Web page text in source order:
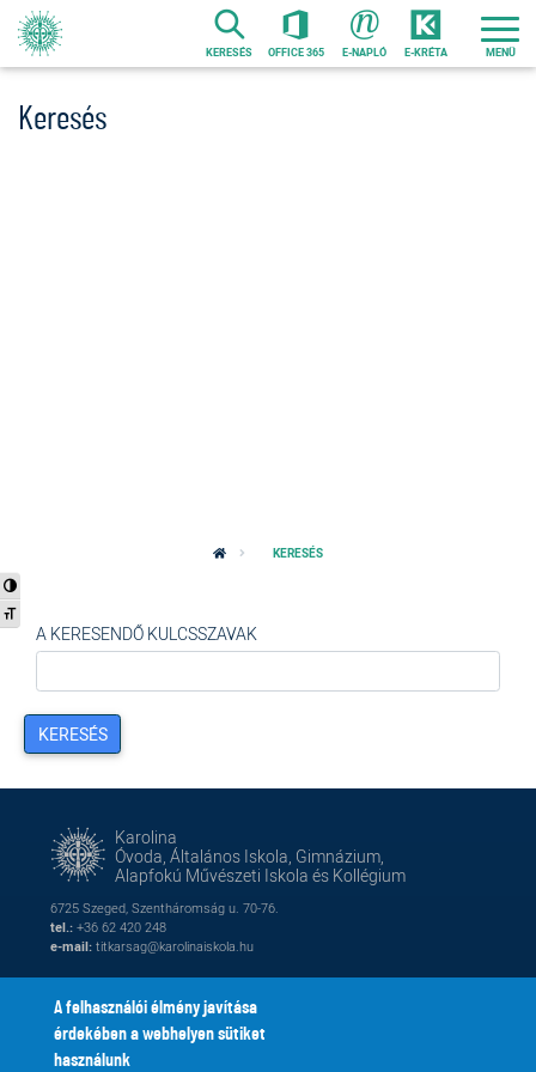
Ugrás
a
tartalomra
Nagy kontraszt váltása
Betűméret váltása
KERESÉS OFFICE 365 E-NAPLÓ E-KRÉTA
Keresés
KERESÉS
A KERESENDŐ KULCSSZAVAK
KERESÉS
Karolina
Óvoda, Általános Iskola, Gimnázium,
Alapfokú Művészeti Iskola és Kollégium
6725 Szeged, Szentháromság u. 70-76.
tel.: +36 62 420 248
e-mail: titkarsag@karolinaiskola.hu
A felhasználói élmény javítása
érdekében a webhelyen sütiket
használunk